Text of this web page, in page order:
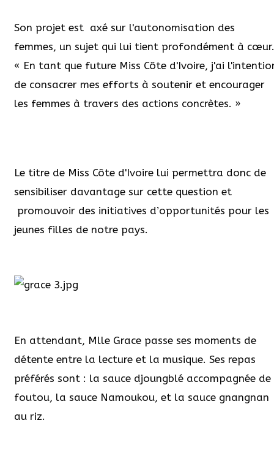
Son projet est axé sur l'autonomisation des
femmes, un sujet qui lui tient profondément à cœur.
« En tant que future Miss Côte d'Ivoire, j'ai
de consacrer mes efforts à soutenir et encourager
les femmes à travers des actions concrètes. »
Le titre de Miss Côte d'Ivoire lui permettra donc de
sensibiliser davantage sur cette question et
promouvoir des initiatives d’opportunités pour les
jeunes filles de notre pays.
En attendant, Mlle Grace passe ses moments de
détente entre la lecture et la musique. Ses repas
préférés sont : la sauce djoungblé accompagnée de
foutou, la sauce Namoukou, et la sauce gnangnan
au riz.